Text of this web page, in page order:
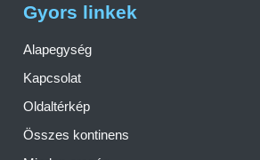
Gyors linkek
Alapegység
Kapcsolat
Oldaltérkép
Összes kontinens